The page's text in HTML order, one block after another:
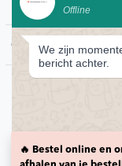
Klantenservice
Contact
© 2026
Retour voorwaarden
🔥 Bestel online en
Offline
We zijn
bericht achter.